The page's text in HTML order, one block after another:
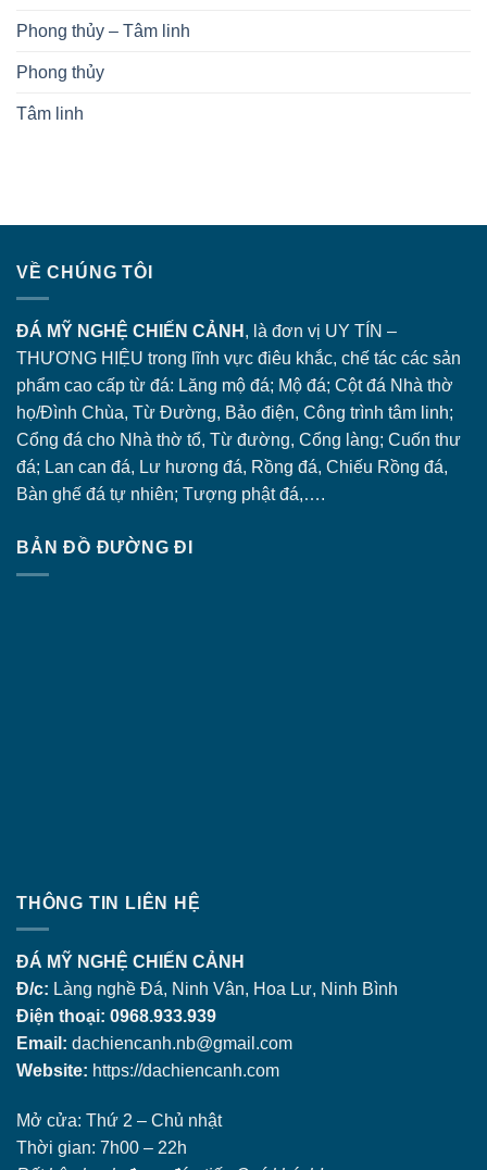
Phong thủy – Tâm linh
Phong thủy
Tâm linh
VỀ CHÚNG TÔI
ĐÁ MỸ NGHỆ CHIẾN CẢNH , là đơn vị UY TÍN –
THƯƠNG HIỆU trong lĩnh vực điêu khắc, chế tác các sản
phẩm cao cấp từ đá: Lăng mộ đá; Mộ đá; Cột đá Nhà thờ
họ/Đình Chùa, Từ Đường, Bảo điện, Công trình tâm linh;
Cổng đá cho Nhà thờ tổ, Từ đường, Cổng làng; Cuốn thư
đá; Lan can đá, Lư hương đá, Rồng đá, Chiếu Rồng đá,
Bàn ghế đá tự nhiên; Tượng phật đá,….
BẢN ĐỒ ĐƯỜNG ĐI
THÔNG TIN LIÊN HỆ
ĐÁ MỸ NGHỆ CHIẾN CẢNH
Đ/c: Làng nghề Đá, Ninh Vân, Hoa Lư, Ninh Bình
Điện thoại: 0968.933.939
Email: dachiencanh.nb@gmail.com
Website: https://dachiencanh.com
Mở cửa: Thứ 2 – Chủ nhật
Thời gian: 7h00 – 22h